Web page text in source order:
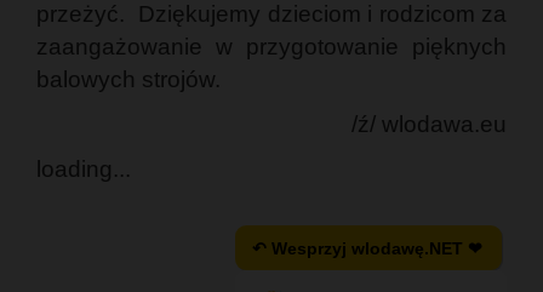
przeżyć. Dziękujemy dzieciom i rodzicom za
zaangażowanie w przygotowanie pięknych
balowych strojów.
/ź/ wlodawa.eu
loading...
↶ Wesprzyj wlodawę.NET ❤